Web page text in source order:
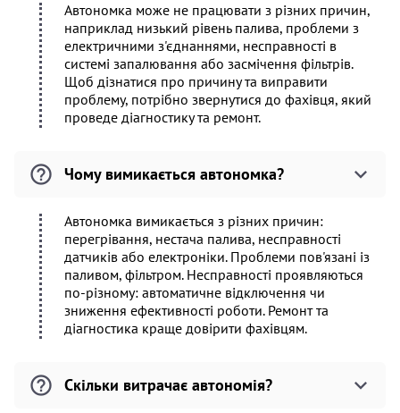
Автономка може не працювати з різних причин,
наприклад низький рівень палива, проблеми з
електричними з'єднаннями, несправності в
системі запалювання або засмічення фільтрів.
Щоб дізнатися про причину та виправити
проблему, потрібно звернутися до фахівця, який
проведе діагностику та ремонт.
Чому вимикається автономка?
Автономка вимикається з різних причин:
перегрівання, нестача палива, несправності
датчиків або електроніки. Проблеми пов'язані із
паливом, фільтром. Несправності проявляються
по-різному: автоматичне відключення чи
зниження ефективності роботи. Ремонт та
діагностика краще довірити фахівцям.
Скільки витрачає автономія?